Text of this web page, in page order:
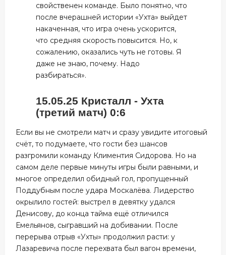
свойственен команде. Было понятно, что
после вчерашней истории «Ухта» выйдет
накаченная, что игра очень ускорится,
что средняя скорость повысится. Но, к
сожалению, оказались чуть не готовы. Я
даже не знаю, почему. Надо
разбираться».
15.05.25 Кристалл - Ухта
(третий матч) 0:6
Если вы не смотрели матч и сразу увидите итоговый
счёт, то подумаете, что гости без шансов
разгромили команду Климентия Сидорова. Но на
самом деле первые минуты игры были равными, и
многое определил обидный гол, пропущенный
Поддубным после удара Москалёва. Лидерство
окрылило гостей: выстрел в девятку удался
Денисову, до конца тайма ещё отличился
Емельянов, сыгравший на добивании. После
перерыва отрыв «Ухты» продолжил расти: у
Лазаревича после перехвата был вагон времени,